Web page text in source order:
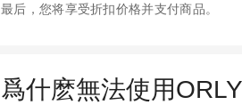
最后，您将享受折扣价格并支付商品。
爲什麽無法使用